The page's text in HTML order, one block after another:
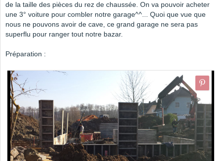
de la taille des pièces du rez de chaussée. On va pouvoir acheter
une 3° voiture pour combler notre garage^^... Quoi que vue que
nous ne pouvons avoir de cave, ce grand garage ne sera pas
superflu pour ranger tout notre bazar.
Préparation :